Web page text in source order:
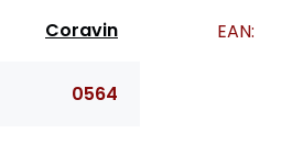
Coravin
0564
EAN: